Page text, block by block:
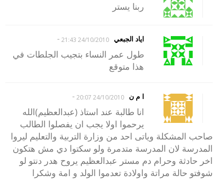
ربنا يستر
اياد الجبعي 24/10/2010 21:43
-
طول عمر النساء بتجيب الجلطات في
هذا متوقع
ا م ن 24/10/2010 20:07
-
انا طالبة عند استاذ (عبدالعظيم)الله
يرحموا اولا يجب ان يفصلوا الطالب
صاحب المشكلة وياتى احد من وزارة التربية والتعليم ليروا
المدرسة لان المدرسة متدمرة ولو سكتوا دي مش هتكون
اخر حادثة وحرام دم مستر عبدالعظيم يروح هدر دنتو لو
شوفتو حالة مراتة واولادة تعدموا الولد و امة وشكرا